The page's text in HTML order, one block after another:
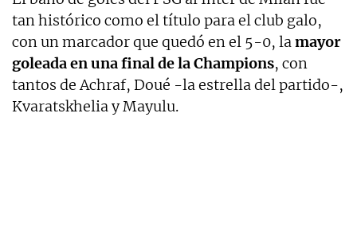
tan histórico como el título para el club galo,
con un marcador que quedó en el 5-0, lamayor
goleada en una final de la Champions, con
tantos de Achraf, Doué -la estrella del partido-,
Kvaratskhelia y Mayulu.